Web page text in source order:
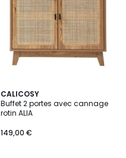
CALICOSY
Buffet 2 portes avec cannage
rotin ALIA
149,00 €